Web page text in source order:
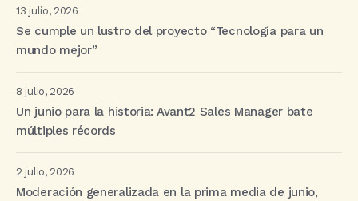
13 julio, 2026
Se cumple un lustro del proyecto “Tecnología para un
mundo mejor”
8 julio, 2026
Un junio para la historia: Avant2 Sales Manager bate
múltiples récords
2 julio, 2026
Moderación generalizada en la prima media de junio,